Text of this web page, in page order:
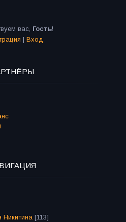
вас, Гость!
| Вход
[113]